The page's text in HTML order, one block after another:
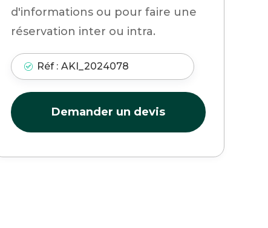
d'informations ou pour faire une
réservation inter ou intra.
Réf : AKI_2024078
Demander un devis